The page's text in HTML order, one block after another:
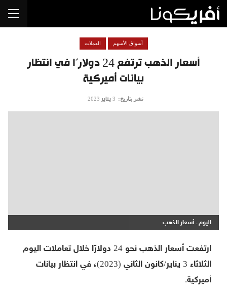
أسعار الذهب ترتفع 24 دولارًا في انتظار
بيانات أميركية
أسواق الأسهم العملات
نشر بتاريخ: 3 يناير 2023
اليوم.. أسعار الذهب
ارتفعت أسعار الذهب نحو 24 دولارًا خلال تعاملات اليوم
الثلاثاء 3 يناير/كانون الثاني (2023)، في انتظار بيانات
أميركية.